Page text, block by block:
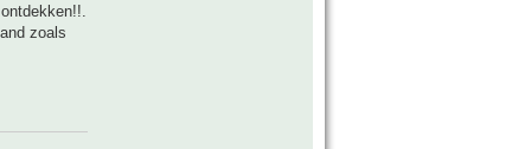
zoals